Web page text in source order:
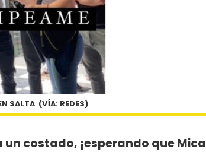
SALTA (VÍA: REDES)
costado, ¡esperando que Mica